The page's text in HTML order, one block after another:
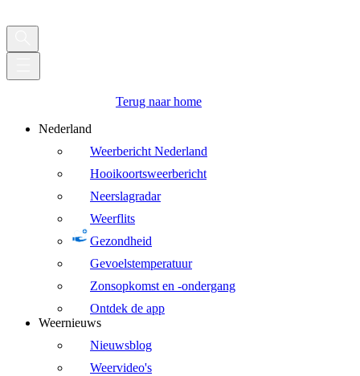
Terug naar home
Nederland
Weerbericht Nederland
Hooikoortsweerbericht
Neerslagradar
Weerflits
Gezondheid
Gevoelstemperatuur
Zonsopkomst en -ondergang
Ontdek de app
Weernieuws
Nieuwsblog
Weervideo's